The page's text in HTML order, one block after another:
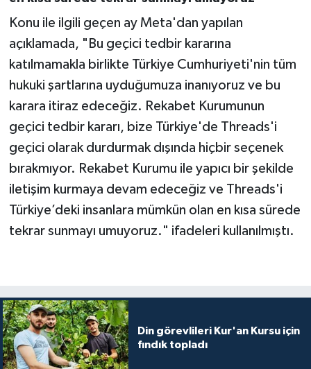
Konu ile ilgili geçen ay Meta'dan yapılan
açıklamada, "Bu geçici tedbir kararına
katılmamakla birlikte Türkiye Cumhuriyeti'nin tüm
hukuki şartlarına uyduğumuza inanıyoruz ve bu
karara itiraz edeceğiz. Rekabet Kurumunun
geçici tedbir kararı, bize Türkiye'de Threads'i
geçici olarak durdurmak dışında hiçbir seçenek
bırakmıyor. Rekabet Kurumu ile yapıcı bir şekilde
iletişim kurmaya devam edeceğiz ve Threads'i
Türkiye’deki insanlara mümkün olan en kısa sürede
tekrar sunmayı umuyoruz." ifadeleri kullanılmıştı.
Din görevlileri Kur'an Kursu için
fındık topladı
Kırşehir Müftülüğü
Kocaeli Müftülüğü
Konya Müftülüğü
Kütahya Müftülüğü
Manisa Müftülüğü
Mardin Müftülüğü
Muğla Müftülüğü
Muş Müftülüğü